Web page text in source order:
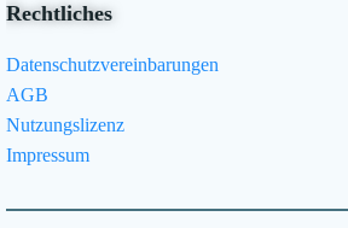
Rechtliches
Datenschutzvereinbarungen
AGB
Nutzungslizenz
Impressum